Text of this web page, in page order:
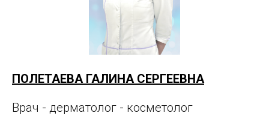
ПОЛЕТАЕВА ГАЛИНА СЕРГЕЕВНА
Врач - дерматолог - косметолог